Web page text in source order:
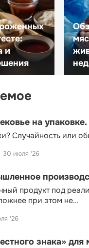
и
на упаковке.
Случайность или
30 июля '26
продукт под
при этом не...
'26
знака» для